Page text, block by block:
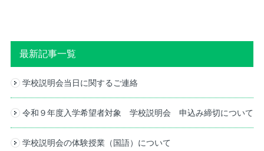
最新記事一覧
学校説明会当日に関するご連絡
令和９年度入学希望者対象 学校説明会 申込み締切について
学校説明会の体験授業（国語）について